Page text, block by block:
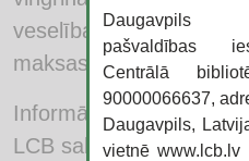
veselības uzlabošanai.
maksas.
Informāciju sagatavoja:
LCB sabiedrisko
Daugavpils
pašvaldības
Centrālā
90000066637,
Daugavpils,
vietnē www.lcb.lv